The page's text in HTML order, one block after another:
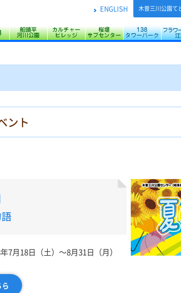
ENGLISH 木曽三川公園て
イチャープラザ
ター
ールド水郷パークセンター
東海広場 船頭平河川公園カルチャービレッジ
桜堤サブセンタ
138
ント
7月18日（土）～8月31日（月）